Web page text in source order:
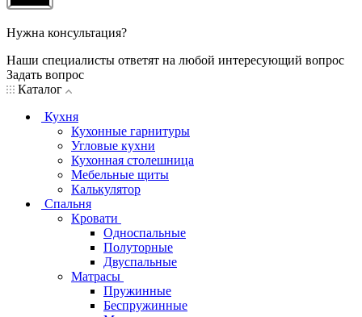
Нужна консультация?
Наши специалисты ответят на любой интересующий вопрос
Задать вопрос
Каталог
Кухня
Кухонные гарнитуры
Угловые кухни
Кухонная столешница
Мебельные щиты
Калькулятор
Спальня
Кровати
Односпальные
Полуторные
Двуспальные
Матрасы
Пружинные
Беспружинные